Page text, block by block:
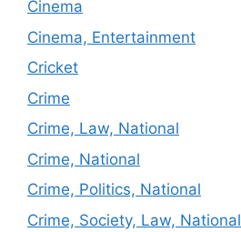
Cinema
Cinema, Entertainment
Cricket
Crime
Crime, Law, National
Crime, National
Crime, Politics, National
Crime, Society, Law, National